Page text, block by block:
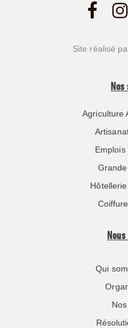
Site réalisé
Agriculture
Emplois
Qui